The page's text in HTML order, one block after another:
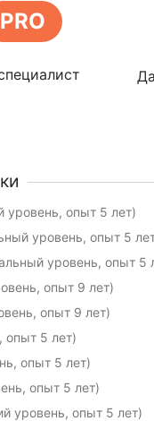
PRO
уровень, опыт 5 лет)
уровень, опыт 5
уровень, опыт 5
опыт 9 лет)
опыт 9 лет)
опыт 5 лет)
опыт 5 лет)
опыт 5 лет)
уровень, опыт 5 лет)